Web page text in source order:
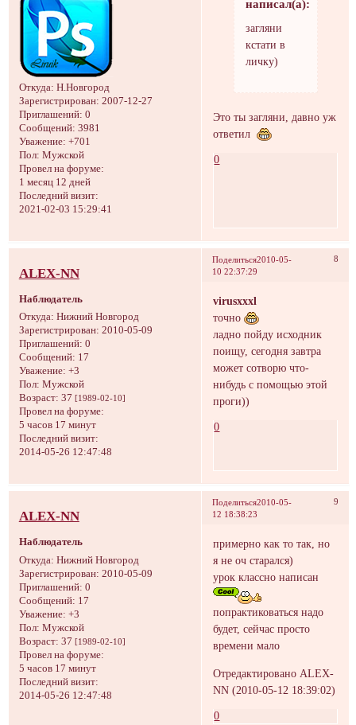
Откуда: Н.Новгород
Зарегистрирован: 2007-12-27
Приглашений: 0
Сообщений: 3981
Уважение: +701
Пол: Мужской
Провел на форуме:
1 месяц 12 дней
Последний визит:
2021-02-03 15:29:41
написал(а):
загляни
кстати в
личку)
Это ты загляни, давно уж
ответил
0
Поделиться 8
2010-05-
10 22:37:29
ALEX-NN
Наблюдатель
Откуда: Hижний Hовгород
Зарегистрирован: 2010-05-09
Приглашений: 0
Сообщений: 17
Уважение: +3
Пол: Мужской
Возраст: 37 [1989-02-10]
Провел на форуме:
5 часов 17 минут
Последний визит:
2014-05-26 12:47:48
virusxxxl
точно
ладно пойду исходник
поищу, сегодня завтра
может сотворю что-
нибудь с помощью этой
проги))
0
Поделиться 9
2010-05-
12 18:38:23
ALEX-NN
Наблюдатель
Откуда: Hижний Hовгород
Зарегистрирован: 2010-05-09
Приглашений: 0
Сообщений: 17
Уважение: +3
Пол: Мужской
Возраст: 37 [1989-02-10]
Провел на форуме:
5 часов 17 минут
Последний визит:
2014-05-26 12:47:48
примерно как то так, но
я не оч старался)
урок классно написан
попрактиковаться надо
будет, сейчас просто
времени мало
Отредактировано ALEX-
NN (2010-05-12 18:39:02)
0